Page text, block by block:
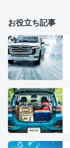
お役立ち記事